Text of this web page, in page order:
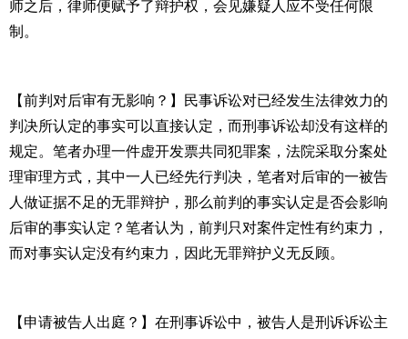
师之后，律师便赋予了辩护权，会见嫌疑人应不受任何限
制。
【前判对后审有无影响？】民事诉讼对已经发生法律效力的
判决所认定的事实可以直接认定，而刑事诉讼却没有这样的
规定。笔者办理一件虚开发票共同犯罪案，法院采取分案处
理审理方式，其中一人已经先行判决，笔者对后审的一被告
人做证据不足的无罪辩护，那么前判的事实认定是否会影响
后审的事实认定？笔者认为，前判只对案件定性有约束力，
而对事实认定没有约束力，因此无罪辩护义无反顾。
【申请被告人出庭？】在刑事诉讼中，被告人是刑诉诉讼主